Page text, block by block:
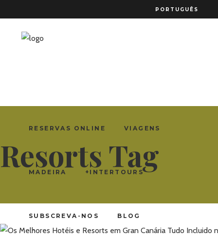
PORTUGUÊS
RESERVAS ONLINE VIAGENS
MADEIRA +INTERTOURS
SUBSCREVA-NOS BLOG
Resorts Tag